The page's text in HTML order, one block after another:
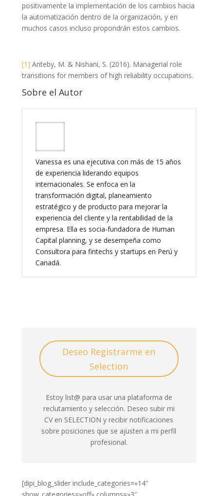
positivamente la implementación de los cambios hacia
la automatización dentro de la organización, y en
muchos casos incluso propondrán estos cambios.
[1] Anteby, M. & Nishani, S. (2016). Managerial role
transitions for members of high reliability occupations.
Sobre el Autor
Vanessa es una ejecutiva con más de 15 años
de experiencia liderando equipos
internacionales. Se enfoca en la
transformación digital, planeamiento
estratégico y de producto para mejorar la
experiencia del cliente y la rentabilidad de la
empresa. Ella es socia-fundadora de Human
Capital planning, y se desempeña como
Consultora para fintechs y startups en Perú y
Canadá.
Deseo Registrarme en
Selection
Estoy list@ para usar una plataforma de
reclutamiento y selección. Deseo subir mi
CV en SELECTION y recibir notificaciones
sobre posiciones que se ajusten a mi perfil
profesional.
[dipi_blog_slider include_categories=»14″